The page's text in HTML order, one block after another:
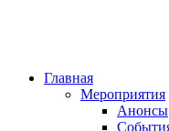
Главная
Мероприятия
Анонсы